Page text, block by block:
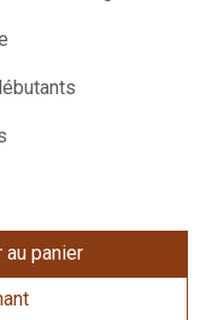
au panier